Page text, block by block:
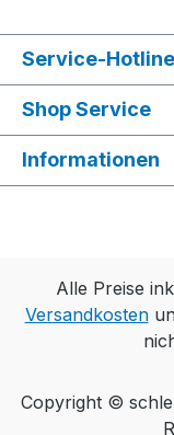
Service-Hotline
Shop Service
Informationen
Alle Preise
Versandkosten
Copyright ©